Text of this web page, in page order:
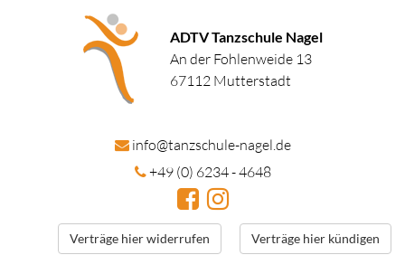
ADTV Tanzschule Nagel
An der Fohlenweide 13
67112 Mutterstadt
info@tanzschule-nagel.de
+49 (0) 6234 - 4648
Verträge hier widerrufen Verträge hier kündigen